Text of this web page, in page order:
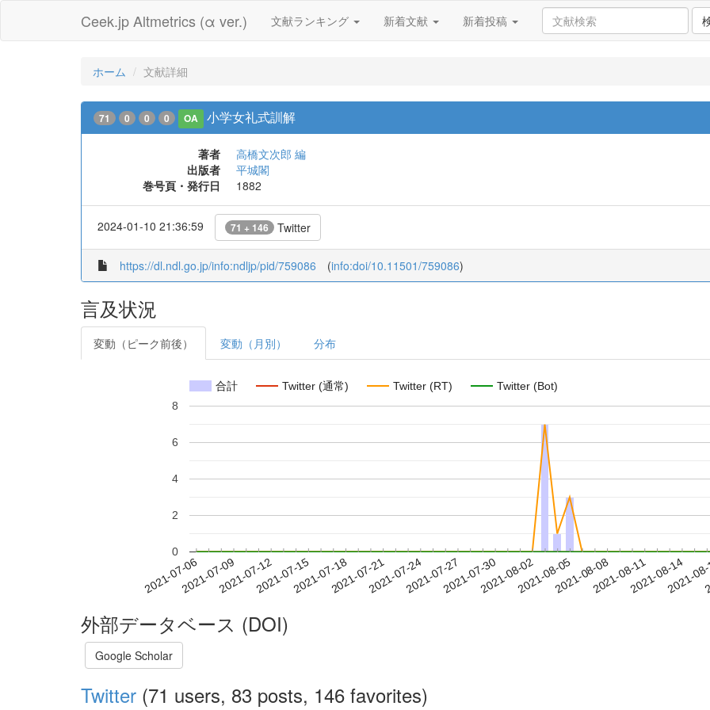
Ceek.jp Altmetrics (α ver.) 文献ランキング 新着文献 新着投稿
ホーム 文献詳細
71 0 0 0 OA 小学女礼式訓解
著者
高橋文次郎 編
出版者
平城閣
巻号頁・発行日
1882
2024-01-10 21:36:59 71 + 146 Twitter
https://dl.ndl.go.jp/info:ndljp/pid/759086 (info:doi/10.11501/759086)
言及状況
変動（ピーク前後） 変動（月別） 分布
合計 Twitter (通常) Twitter (RT) Twitter (Bot)
2021-07-062021-07-092021-07-122021-07-152021-07-182021-07-212021-07-242021-07-272021-07-302021-08-022021-08-052021-08-082021-08-112021-08-14
2021-
0
2
4
6
8
外部データベース (DOI)
Google Scholar
Twitter (71 users, 83 posts, 146 favorites)